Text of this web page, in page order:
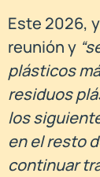
Este 2026,
reunión y
plásticos
residuos
los
en el resto
continuar